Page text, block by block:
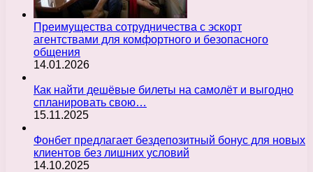
Преимущества сотрудничества с эскорт
агентствами для комфортного и безопасного
общения
14.01.2026
Как найти дешёвые билеты на самолёт и выгодно
спланировать свою…
15.11.2025
Фонбет предлагает бездепозитный бонус для новых
клиентов без лишних условий
14.10.2025